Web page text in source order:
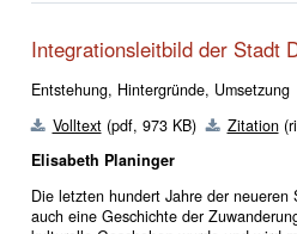
Integrationsleitbild der Stadt
Entstehung, Hintergründe, Umsetzung
Volltext(pdf, 973 KB) Zitation
Elisabeth Planinger
Die letzten hundert Jahre der neueren
auch eine Geschichte der